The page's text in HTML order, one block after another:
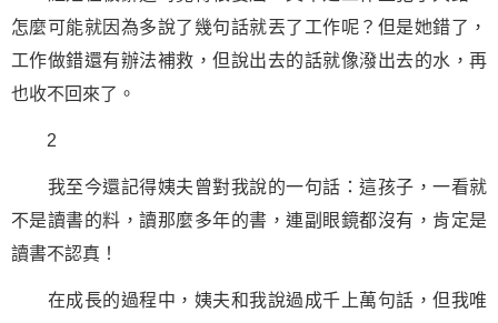
怎麼可能就因為多說了幾句話就丟了工作呢？但是她錯了，
工作做錯還有辦法補救，但說出去的話就像潑出去的水，再
也收不回來了。
2
我至今還記得姨夫曾對我說的一句話 ：這孩子，一看就
不是讀書的料，讀那麼多年的書，連副眼鏡都沒有，肯定是
讀書不認真！
在成長的過程中，姨夫和我說過成千上萬句話，但我唯